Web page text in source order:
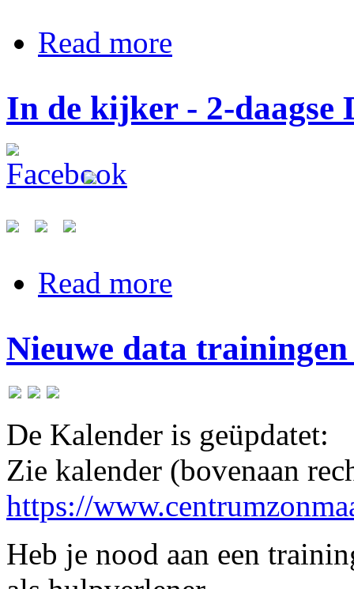
Read more
In de kijker - 2-daagse
Read more
Nieuwe data
De Kalender is geüpdatet:
Zie kalender (bovenaan
https://
Heb je nood aan een